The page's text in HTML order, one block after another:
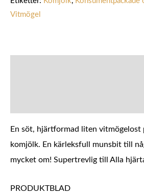
Vitmögel
En söt, hjärtformad liten vitmögelost
komjölk. En kärleksfull munsbit till
mycket om! Supertrevlig till Alla
PRODUKTBLAD